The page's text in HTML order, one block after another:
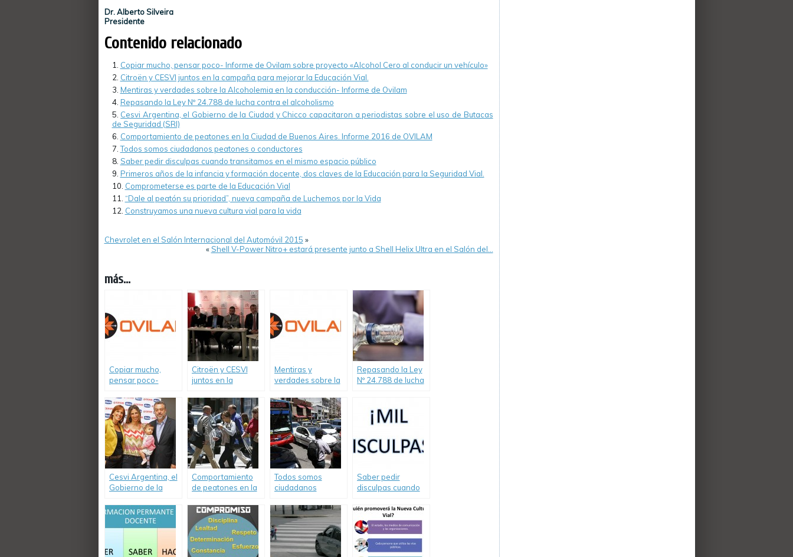
Dr. Alberto Silveira
Presidente
Contenido relacionado
Copiar mucho, pensar poco- Informe de Ovilam sobre proyecto «Alcohol Cero al conducir un vehículo»
Citroën y CESVI juntos en la campaña para mejorar la Educación Vial.
Mentiras y verdades sobre la Alcoholemia en la conducción- Informe de Ovilam
Repasando la Ley Nº 24.788 de lucha contra el alcoholismo
Cesvi Argentina, el Gobierno de la Ciudad y Chicco capacitaron a periodistas sobre el uso de Butacas
de Seguridad (SRI)
Comportamiento de peatones en la Ciudad de Buenos Aires. Informe 2016 de OVILAM
Todos somos ciudadanos peatones o conductores
Saber pedir disculpas cuando transitamos en el mismo espacio público
Primeros años de la infancia y formación docente, dos claves de la Educación para la Seguridad Vial.
Comprometerse es parte de la Educación Vial
“Dale al peatón su prioridad”, nueva campaña de Luchemos por la Vida
Construyamos una nueva cultura vial para la vida
Chevrolet en el Salón Internacional del Automóvil 2015 »
«Shell V-Power Nitro+ estará presente junto a Shell Helix Ultra en el Salón del…
más...
Copiar mucho,
pensar poco-
sobre proyecto
«Alcohol Cero al
conducir un
vehículo»
Citroën y CESVI
juntos en la
mejorar la
Educación Vial.
Mentiras y
verdades sobre la
conducción-
Informe de Ovilam
Repasando la Ley
Nº 24.788 de lucha
Cesvi Argentina, el
Gobierno de la
capacitaron a
periodistas sobre
el uso de Butacas
Comportamiento
de peatones en la
Aires. Informe
2016 de OVILAM
Todos somos
ciudadanos
conductores
Saber pedir
disculpas cuando
mismo espacio
público